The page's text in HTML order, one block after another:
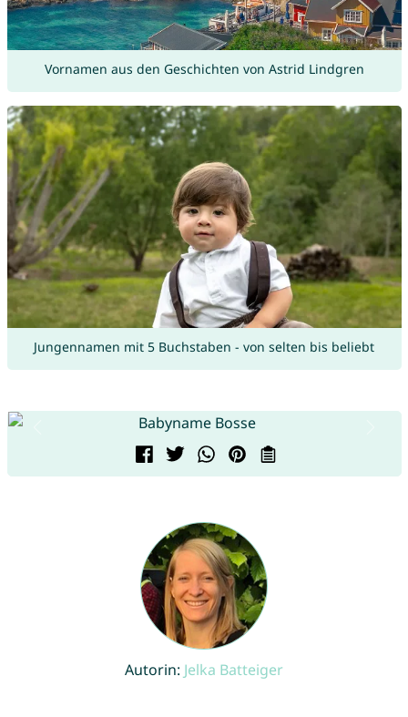
Vornamen aus den Geschichten von Astrid Lindgren
Jungennamen mit 5 Buchstaben - von selten bis beliebt
Autorin: Jelka Batteiger